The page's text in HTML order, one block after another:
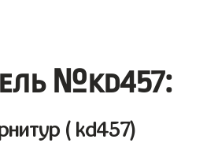
№kd457:
( kd457)